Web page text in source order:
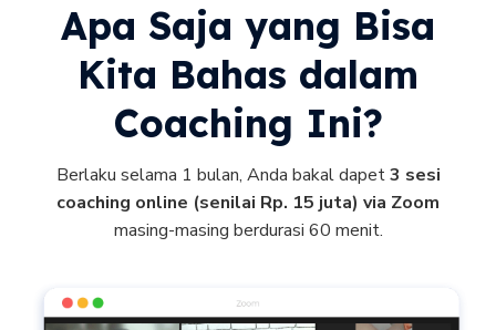
Apa Saja yang Bisa
Kita Bahas dalam
Coaching Ini?
Berlaku selama 1 bulan, Anda bakal dapet3 sesi
coaching online (senilai Rp. 15 juta) via Zoom
masing-masing berdurasi 60 menit.